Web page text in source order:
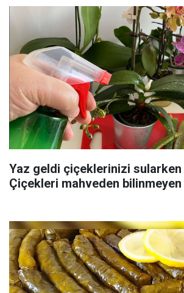
Yaz geldi çiçeklerinizi
Çiçekleri mahveden bilinmeyen